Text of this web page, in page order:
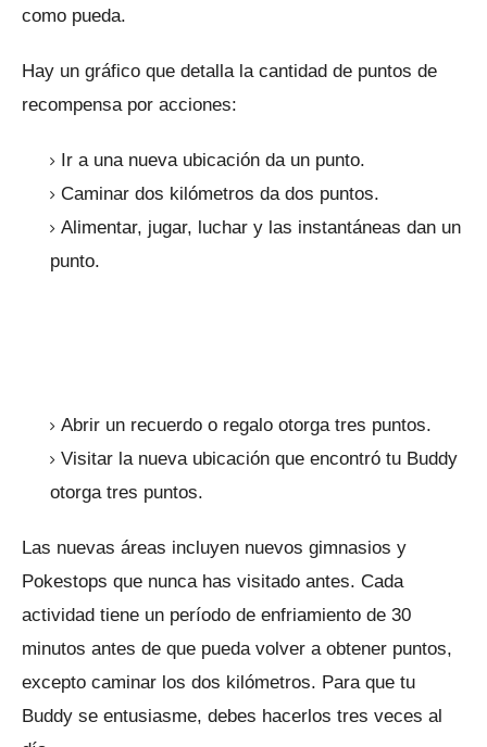
como pueda.
Hay un gráfico que detalla la cantidad de puntos de
recompensa por acciones:
Ir a una nueva ubicación da un punto.
Caminar dos kilómetros da dos puntos.
Alimentar, jugar, luchar y las instantáneas dan un
punto.
Abrir un recuerdo o regalo otorga tres puntos.
Visitar la nueva ubicación que encontró tu Buddy
otorga tres puntos.
Las nuevas áreas incluyen nuevos gimnasios y
Pokestops que nunca has visitado antes. Cada
actividad tiene un período de enfriamiento de 30
minutos antes de que pueda volver a obtener puntos,
excepto caminar los dos kilómetros. Para que tu
Buddy se entusiasme, debes hacerlos tres veces al